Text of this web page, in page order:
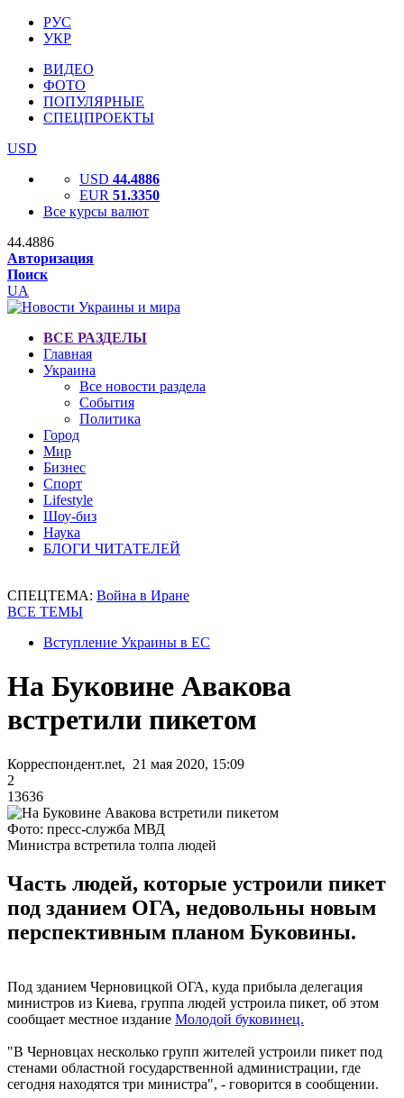
РУС
УКР
ВИДЕО
ФОТО
ПОПУЛЯРНЫЕ
СПЕЦПРОЕКТЫ
USD
USD 44.4886
EUR 51.3350
Все курсы валют
44.4886
Авторизация
Поиск
UA
ВСЕ РАЗДЕЛЫ
Главная
Украина
Все новости раздела
События
Политика
Город
Мир
Бизнес
Спорт
Lifestyle
Шоу-биз
Наука
БЛОГИ ЧИТАТЕЛЕЙ
СПЕЦТЕМА: Война в Иране
ВСЕ ТЕМЫ
Вступление Украины в ЕС
На Буковине Авакова
встретили пикетом
Корреспондент.net, 21 мая 2020, 15:09
2
13636
Фото: пресс-служба МВД
Министра встретила толпа людей
Часть людей, которые устроили пикет
под зданием ОГА, недовольны новым
перспективным планом Буковины.
Под зданием Черновицкой ОГА, куда прибыла делегация
министров из Киева, группа людей устроила пикет, об этом
сообщает местное издание Молодой буковинец.
"В Черновцах несколько групп жителей устроили пикет под
стенами областной государственной администрации, где
сегодня находятся три министра", - говорится в сообщении.